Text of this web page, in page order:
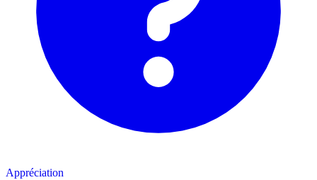
Appréciation